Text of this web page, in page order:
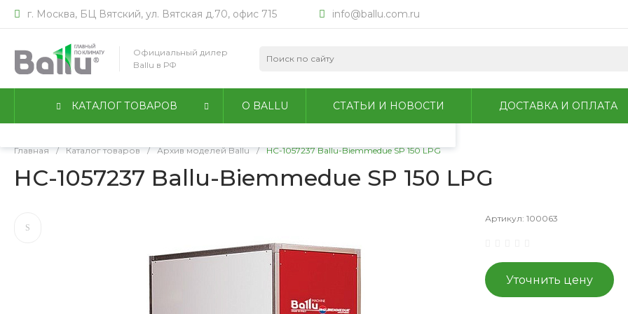
работы сайта. Оставаясь на сайте, вы соглашаетесь с
конфиденциальности.
Принимаю Подробнее
г. Москва, БЦ Вятский, ул. Вятская д.70, офис 715 info@ballu.com.ru
Официальный дилер
Ballu в РФ
КАТАЛОГ ТОВАРОВ О BALLU СТАТЬИ И НОВОСТИ ДОСТАВКА И ОПЛАТА
Главная / Каталог товаров / Архив моделей Ballu / НС-1057237 Ballu-Biemmedue SP 150 LPG
НС-1057237 Ballu-Biemmedue SP 150 LPG
Артикул: 100063
Уточнить цену